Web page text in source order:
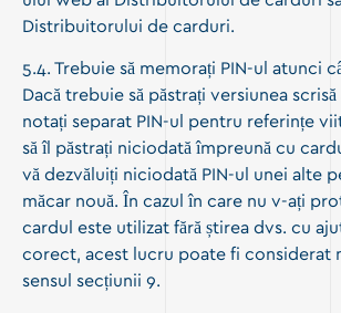
Distribuitorului de carduri.
5.4. Trebuie să memorați PIN-ul atunci
Dacă trebuie să păstrați versiunea scrisă
notați separat PIN-ul pentru referințe
să îl păstrați niciodată împreună cu
vă dezvăluiți niciodată PIN-ul unei alte
măcar nouă. În cazul în care nu v-ați
cardul este utilizat fără știrea dvs. cu
corect, acest lucru poate fi considerat
sensul secțiunii 9.